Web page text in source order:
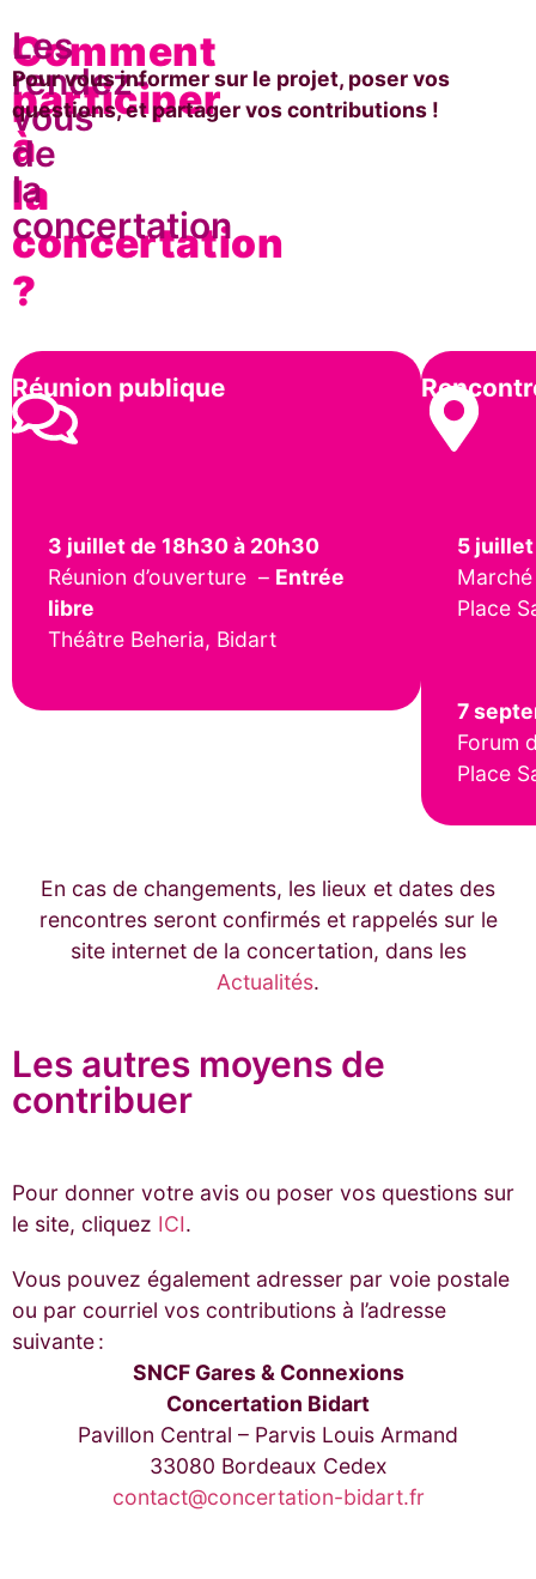
Comment
participer
à
la
concertation
?
Les
rendez-
vous
de
la
concertation
Pour vous informer sur le projet, poser vos
questions, et partager vos contributions !
Réunion publique
3 juillet de 18h30 à 20h30
Réunion d’ouverture – Entrée
libre
Théâtre Beheria, Bidart
5 juillet
Place
7
Forum
Place
En cas de changements, les lieux et dates des
rencontres seront confirmés et rappelés sur le
site internet de la concertation, dans les
Actualités.
Les autres moyens de
contribuer
Pour donner votre avis ou poser vos questions sur
le site, cliquez ICI.
Vous pouvez également adresser par voie postale
ou par courriel vos contributions à l’adresse
suivante :
SNCF Gares & Connexions
Concertation Bidart
Pavillon Central – Parvis Louis Armand
33080 Bordeaux Cedex
contact@concertation-bidart.fr